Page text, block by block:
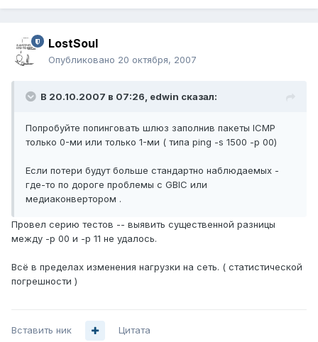
LostSoul
Опубликовано 20 октября, 2007
В 20.10.2007 в 07:26, edwin сказал:
Попробуйте попинговать шлюз заполнив пакеты ICMP
только 0-ми или только 1-ми ( типа ping -s 1500 -p 00)
Если потери будут больше стандартно наблюдаемых -
где-то по дороге проблемы с GBIC или
медиаконвертором .
Провел серию тестов -- выявить существенной разницы
между -p 00 и -p 11 не удалось.
Всё в пределах изменения нагрузки на сеть. ( статистической
погрешности )
Вставить ник Цитата